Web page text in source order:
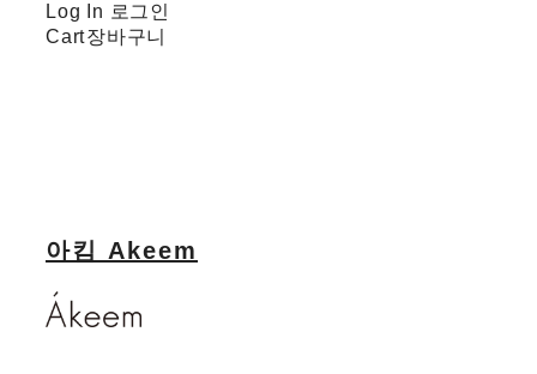
Log In 로그인
Cart장바구니
아킴 Akeem